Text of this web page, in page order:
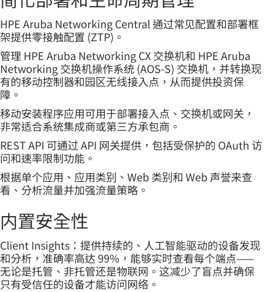
HPE Aruba Networking Central 通过常见配置和部署框
架提供零接触配置 (ZTP)。
管理 HPE Aruba Networking CX 交换机和 HPE Aruba
Networking 交换机操作系统 (AOS-S) 交换机，并转换现
有的移动控制器和园区无线接入点，从而提供投资保
障。
移动安装程序应用可用于部署接入点、交换机或网关，
非常适合系统集成商或第三方承包商。
REST API 可通过 API 网关提供，包括受保护的 OAuth 访
问和速率限制功能。
根据单个应用、应用类别、Web 类别和 Web 声誉来查
看、分析流量并加强流量策略。
内置安全性
Client Insights：提供持续的、人工智能驱动的设备发现
和分析，准确率高达 99%，能够实时查看每个端点——
无论是托管、非托管还是物联网。这减少了盲点并确保
只有受信任的设备才能访问网络。